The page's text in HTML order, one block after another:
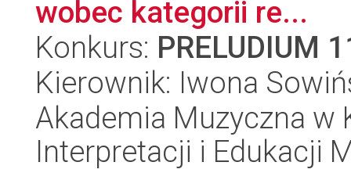
wobec kategorii re...
Konkurs: PRELUDIUM
Kierownik: Iwona
Akademia Muzyczna w
Interpretacji i Edukacji